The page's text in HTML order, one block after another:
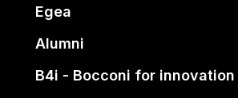
Egea
Alumni
B4i - Bocconi for innovation